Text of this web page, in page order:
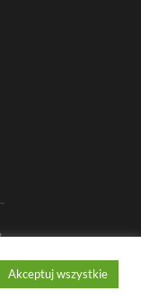
Akceptuj wszystkie